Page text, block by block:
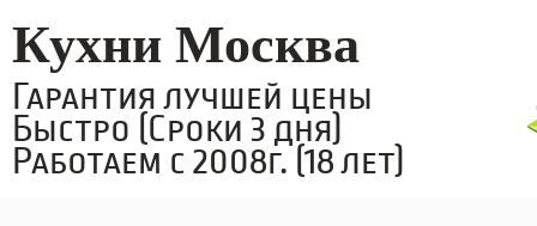
Кухни Москва
Гарантия лучшей цены
Быстро (Сроки 3 дня)
Работаем с 2008г. (18 лет)